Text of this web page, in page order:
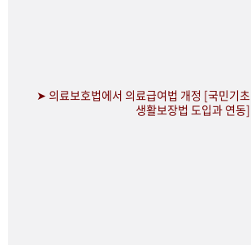
➤ 의료보호법에서 의료급여법 개정 [국민기초
생활보장법 도입과 연동]